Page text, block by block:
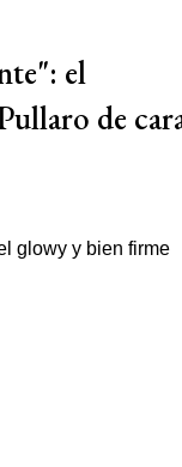
el
de